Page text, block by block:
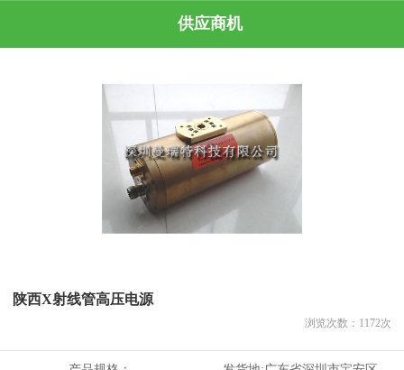
供应商机
陕西X射线管高压电源
浏览次数： 1172次